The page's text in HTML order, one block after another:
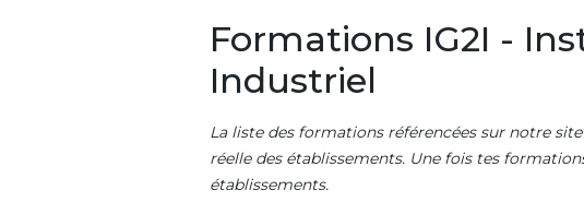
Formations IG2I -
Industriel
La liste des formations référencées sur notre
réelle des établissements. Une fois tes
établissements.